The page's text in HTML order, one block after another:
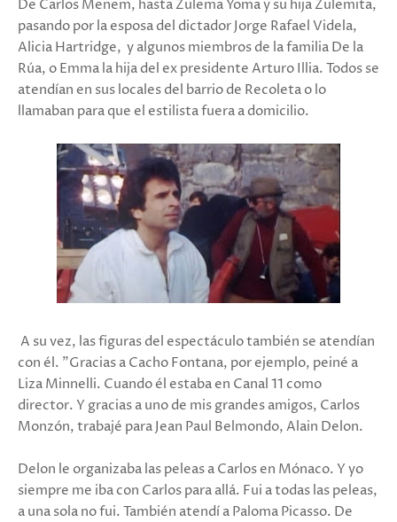
De Carlos Menem, hasta Zulema Yoma y su hija Zulemita,
pasando por la esposa del dictador Jorge Rafael Videla,
Alicia Hartridge, y algunos miembros de la familia De la
Rúa, o Emma la hija del ex presidente Arturo Illia. Todos se
atendían en sus locales del barrio de Recoleta o lo
llamaban para que el estilista fuera a domicilio.
A su vez, las figuras del espectáculo también se atendían
con él. "Gracias a Cacho Fontana, por ejemplo, peiné a
Liza Minnelli. Cuando él estaba en Canal 11 como
director. Y gracias a uno de mis grandes amigos, Carlos
Monzón, trabajé para Jean Paul Belmondo, Alain Delon.
Delon le organizaba las peleas a Carlos en Mónaco. Y yo
siempre me iba con Carlos para allá. Fui a todas las peleas,
a una sola no fui. También atendí a Paloma Picasso. De